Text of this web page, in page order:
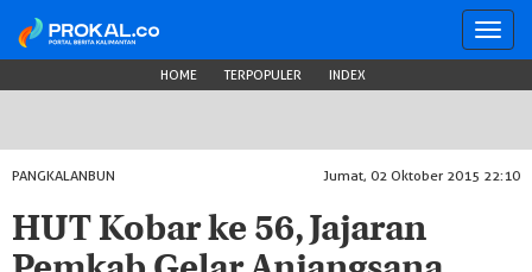
HOME TERPOPULER INDEX
PANGKALANBUN Jumat, 02 Oktober 2015 22:10
HUT Kobar ke 56, Jajaran
Pemkab Gelar Anjangsana